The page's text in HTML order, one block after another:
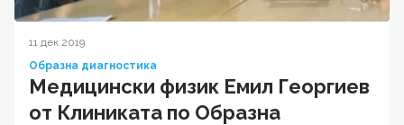
11 дек 2019
Образна диагностика
Медицински физик Емил Георгиев
от Клиниката по Образна